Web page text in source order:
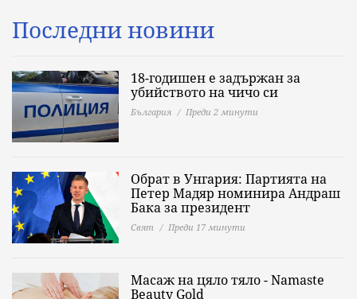
Последни новини
18-годишен е задържан за
убийството на чичо си
България Преди 2 минути
Обрат в Унгария: Партията на
Петер Мадяр номинира Андраш
Бака за президент
Свят Преди 17 минути
Масаж на цяло тяло - Namaste
Beauty Gold